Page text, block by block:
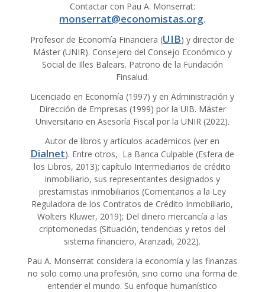
Contactar con Pau A. Monserrat:
monserrat@economistas.org.
Profesor de Economía Financiera (UIB) y director de
Máster (UNIR). Consejero del Consejo Económico y
Social de Illes Balears. Patrono de la Fundación
Finsalud.
Licenciado en Economía (1997) y en Administración y
Dirección de Empresas (1999) por la UIB. Máster
Universitario en Asesoría Fiscal por la UNIR (2022).
Autor de libros y artículos académicos (ver en
Dialnet). Entre otros, La Banca Culpable (Esfera de
los Libros, 2013); capítulo Intermediarios de crédito
inmobiliario, sus representantes designados y
prestamistas inmobiliarios (Comentarios a la Ley
Reguladora de los Contratos de Crédito Inmobiliario,
Wolters Kluwer, 2019); Del dinero mercancía a las
criptomonedas (Situación, tendencias y retos del
sistema financiero, Aranzadi, 2022).
Pau A. Monserrat considera la economía y las finanzas
no solo como una profesión, sino como una forma de
entender el mundo. Su enfoque humanístico